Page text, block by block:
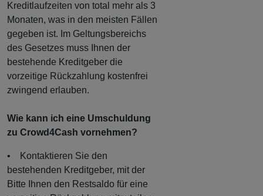
Kreditlaufzeiten von total mehr als 3
Monaten, was in den meisten Fällen
gegeben ist. Im Geltungsbereichs
des Gesetzes muss Ihnen der
bestehende Kreditgeber die
vorzeitige Rückzahlung kostenfrei
zwingend erlauben.
Wie kann ich eine Umschuldung
zu Crowd4Cash vornehmen?
• Kontaktieren Sie den
bestehenden Kreditgeber, mit der
Bitte Ihnen den Restsaldo für eine